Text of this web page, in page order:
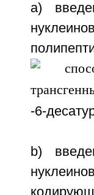
a)
-6-
b)